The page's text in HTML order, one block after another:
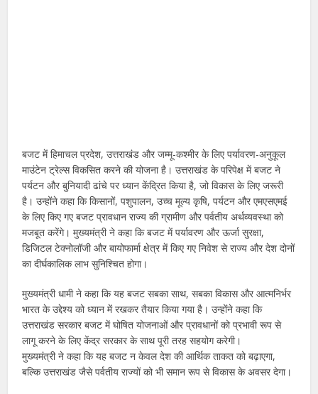
बजट में हिमाचल प्रदेश, उत्तराखंड और जम्मू-कश्मीर के लिए पर्यावरण-अनुकूल
माउंटेन ट्रेल्स विकसित करने की योजना है। उत्तराखंड के परिपेक्ष में बजट ने
पर्यटन और बुनियादी ढांचे पर ध्यान केंद्रित किया है, जो विकास के लिए जरूरी
है। उन्होंने कहा कि किसानों, पशुपालन, उच्च मूल्य कृषि, पर्यटन और एमएसएमई
के लिए किए गए बजट प्रावधान राज्य की ग्रामीण और पर्वतीय अर्थव्यवस्था को
मजबूत करेंगे। मुख्यमंत्री ने कहा कि बजट में पर्यावरण और ऊर्जा सुरक्षा,
डिजिटल टेक्नोलॉजी और बायोफार्मा क्षेत्र में किए गए निवेश से राज्य और देश दोनों
का दीर्घकालिक लाभ सुनिश्चित होगा।
मुख्यमंत्री धामी ने कहा कि यह बजट सबका साथ, सबका विकास और आत्मनिर्भर
भारत के उद्देश्य को ध्यान में रखकर तैयार किया गया है। उन्होंने कहा कि
उत्तराखंड सरकार बजट में घोषित योजनाओं और प्रावधानों को प्रभावी रूप से
लागू करने के लिए केंद्र सरकार के साथ पूरी तरह सहयोग करेगी।
मुख्यमंत्री ने कहा कि यह बजट न केवल देश की आर्थिक ताकत को बढ़ाएगा,
बल्कि उत्तराखंड जैसे पर्वतीय राज्यों को भी समान रूप से विकास के अवसर देगा।